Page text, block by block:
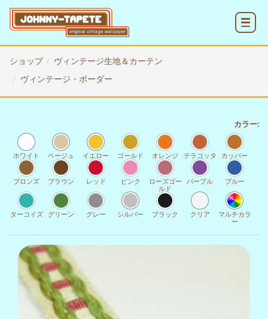
ショップ
ヴィンテージ生地＆カーテン
ヴィンテージ・ボーダー
カラー:
ホワイト ベージュ イエロー ゴールド オレンジ テラコッタ カッパー
ブロンズ ブラウン レッド ピンク
ローズゴー
ルド
パープル ブルー
ターコイズ グリーン グレー シルバー ブラック クリア
マルチカラ
ー